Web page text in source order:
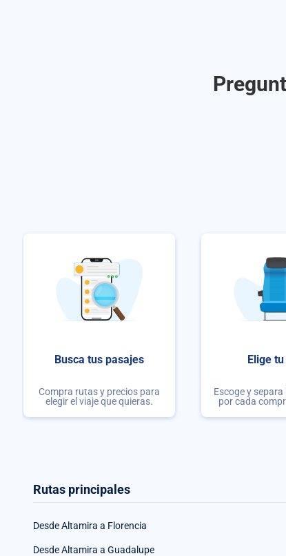
Busca tus pasajes
Compra rutas y precios para
elegir el viaje que quieras.
Elige
Escoge y
por cada
Rutas principales
Desde Altamira a Florencia
Desde Altamira a Guadalupe